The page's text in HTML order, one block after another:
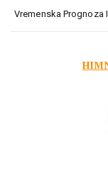
Vremenska Prognoza